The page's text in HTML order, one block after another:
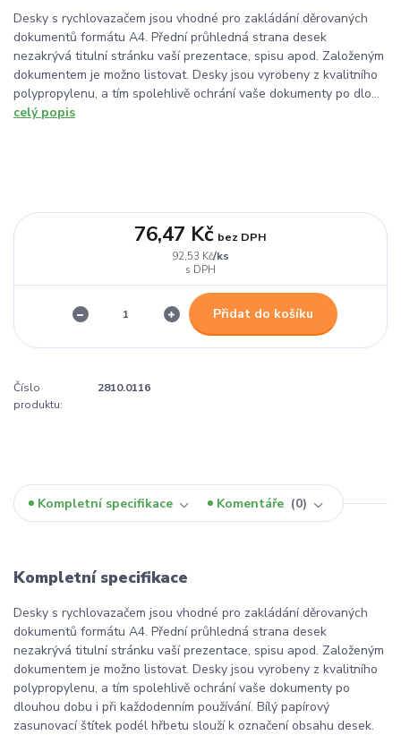
Desky s rychlovazačem jsou vhodné pro zakládání děrovaných
dokumentů formátu A4. Přední průhledná strana desek
nezakrývá titulní stránku vaší prezentace, spisu apod. Založeným
dokumentem je možno listovat. Desky jsou vyrobeny z kvalitního
polypropylenu, a tím spolehlivě ochrání vaše dokumenty po dlo...
celý popis
92,53 Kč/ks
76,47 Kč bez DPH
Přidat do košíku
Číslo
produktu:
2810.0116
Kompletní specifikace Komentáře 0
Kompletní specifikace
Desky s rychlovazačem jsou vhodné pro zakládání děrovaných
dokumentů formátu A4. Přední průhledná strana desek
nezakrývá titulní stránku vaší prezentace, spisu apod. Založeným
dokumentem je možno listovat. Desky jsou vyrobeny z kvalitního
polypropylenu, a tím spolehlivě ochrání vaše dokumenty po
dlouhou dobu i při každodenním používání. Bílý papírový
zasunovací štítek podél hřbetu slouží k označení obsahu desek.